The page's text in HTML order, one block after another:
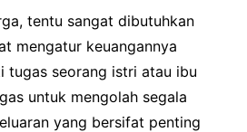
tentu sangat dibutuhkan
mengatur keuangannya
tugas seorang istri atau ibu
untuk mengolah segala
yang bersifat penting